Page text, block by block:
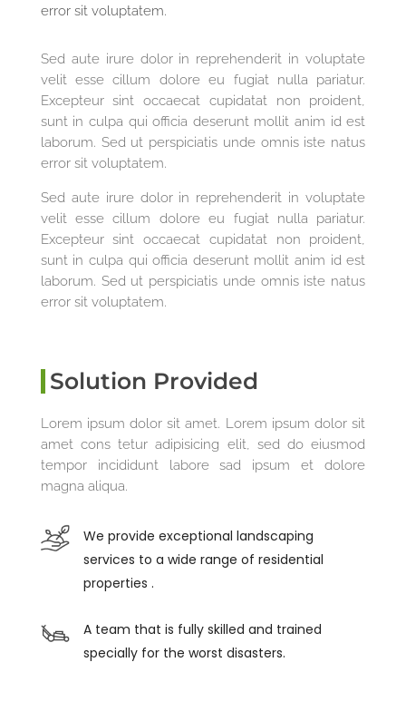
error sit voluptatem.
Sed aute irure dolor in reprehenderit in voluptate
velit esse cillum dolore eu fugiat nulla pariatur.
Excepteur sint occaecat cupidatat non proident,
sunt in culpa qui officia deserunt mollit anim id est
laborum. Sed ut perspiciatis unde omnis iste natus
error sit voluptatem.
Sed aute irure dolor in reprehenderit in voluptate
velit esse cillum dolore eu fugiat nulla pariatur.
Excepteur sint occaecat cupidatat non proident,
sunt in culpa qui officia deserunt mollit anim id est
laborum. Sed ut perspiciatis unde omnis iste natus
error sit voluptatem.
Solution Provided
Lorem ipsum dolor sit amet. Lorem ipsum dolor sit
amet cons tetur adipisicing elit, sed do eiusmod
tempor incididunt labore sad ipsum et dolore
magna aliqua.
We provide exceptional landscaping
services to a wide range of residential
properties .
A team that is fully skilled and trained
specially for the worst disasters.